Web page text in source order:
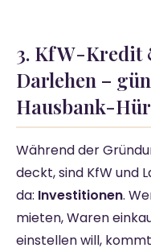
3. KfW-Kredit
Darlehen –
Hausbank-
Während der
deckt, sind KfW und
da: Investitionen.
mieten, Waren
einstellen will,